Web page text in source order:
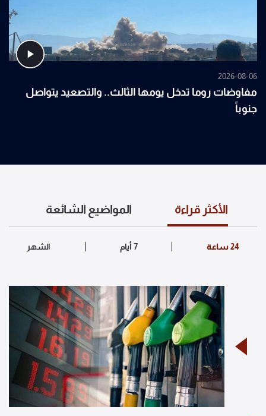
2026-08-06
مفاوضات روما تدخل يومها الثالث.. والتصعيد يتواصل
جنوباً
الأكثر قراءة المواضيع الشائعة